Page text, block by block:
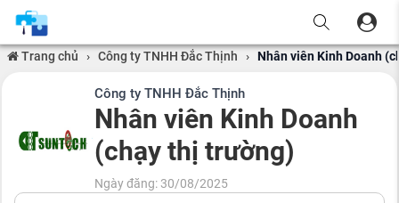
Trang chủ › Công ty TNHH Đắc Thịnh › Nhân viên Kinh Doanh
Công ty TNHH Đắc Thịnh
Nhân viên Kinh Doanh
(chạy thị trường)
Ngày đăng: 30/08/2025